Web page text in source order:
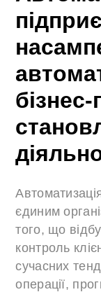
єдиним
того, що
контроль
сучасних
операції,